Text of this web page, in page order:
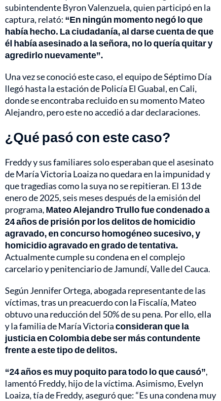
subintendente Byron Valenzuela, quien participó en la
captura, relató: “En ningún momento negó lo que
había hecho. La ciudadanía, al darse cuenta de que
él había asesinado a la señora, no lo quería quitar y
agredirlo nuevamente”.
Una vez se conoció este caso, el equipo de Séptimo Día
llegó hasta la estación de Policía El Guabal, en Cali,
donde se encontraba recluido en su momento Mateo
Alejandro, pero este no accedió a dar declaraciones.
¿Qué pasó con este caso?
Freddy y sus familiares solo esperaban que el asesinato
de María Victoria Loaiza no quedara en la impunidad y
que tragedias como la suya no se repitieran. El 13 de
enero de 2025, seis meses después de la emisión del
programa, Mateo Alejandro Trullo fue condenado a
24 años de prisión por los delitos de homicidio
agravado, en concurso homogéneo sucesivo, y
homicidio agravado en grado de tentativa.
Actualmente cumple su condena en el complejo
carcelario y penitenciario de Jamundí, Valle del Cauca.
Según Jennifer Ortega, abogada representante de las
víctimas, tras un preacuerdo con la Fiscalía, Mateo
obtuvo una reducción del 50% de su pena. Por ello, ella
y la familia de María Victoriaconsideran que la
justicia en Colombia debe ser más contundente
frente a este tipo de delitos.
“24 años es muy poquito para todo lo que causó”,
lamentó Freddy, hijo de la víctima. Asimismo, Evelyn
Loaiza, tía de Freddy, aseguró que: “Es una condena muy